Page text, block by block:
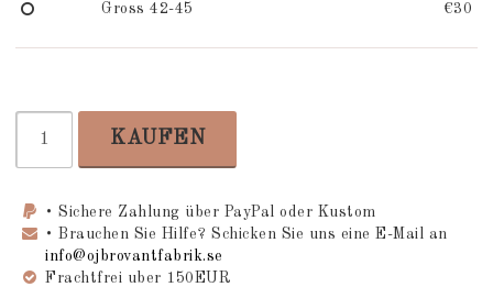
Gross 42-45 €30
KAUFEN
• Sichere Zahlung über PayPal oder Kustom
• Brauchen Sie Hilfe? Schicken Sie uns eine E-Mail an
info@ojbrovantfabrik.se
Frachtfrei uber 150EUR